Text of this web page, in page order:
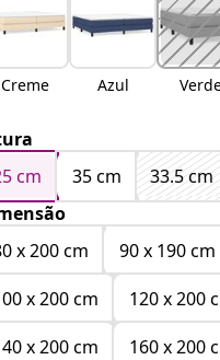
Creme Azul
cm
35 cm
33.5 cm
x 200 cm
90 x 190 cm
x 200 cm
120 x 200
x 200 cm
160 x 200